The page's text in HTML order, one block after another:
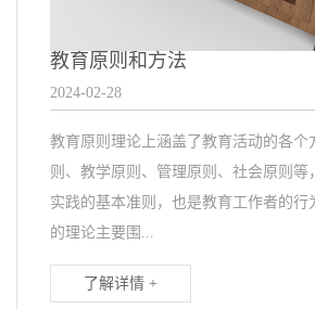
教育原则和方法
2024-02-28
教育原则理论上涵盖了教育活动的各个
则、教学原则、管理原则、社会原则等
实践的基本准则，也是教育工作者的行
的理论主要围...
了解详情 +